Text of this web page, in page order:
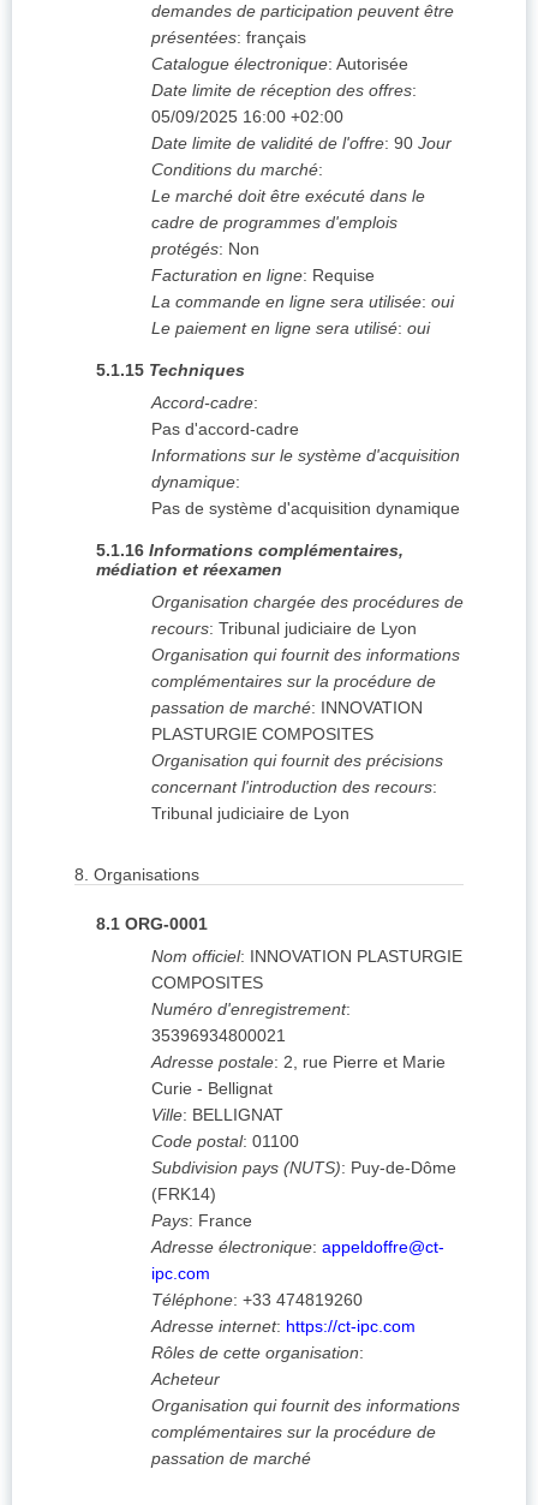
demandes de participation peuvent être
présentées: français
Catalogue électronique: Autorisée
Date limite de réception des offres:
05/09/2025 16:00 +02:00
Date limite de validité de l'offre: 90 Jour
Conditions du marché:
Le marché doit être exécuté dans le
cadre de programmes d'emplois
protégés: Non
Facturation en ligne: Requise
La commande en ligne sera utilisée: oui
Le paiement en ligne sera utilisé: oui
5.1.15 Techniques
Accord-cadre:
Pas d'accord-cadre
Informations sur le système d'acquisition
dynamique:
Pas de système d'acquisition dynamique
5.1.16 Informations complémentaires,
médiation et réexamen
Organisation chargée des procédures de
recours: Tribunal judiciaire de Lyon
Organisation qui fournit des informations
complémentaires sur la procédure de
passation de marché: INNOVATION
PLASTURGIE COMPOSITES
Organisation qui fournit des précisions
concernant l'introduction des recours:
Tribunal judiciaire de Lyon
8. Organisations
8.1 ORG-0001
Nom officiel: INNOVATION PLASTURGIE
COMPOSITES
Numéro d'enregistrement:
35396934800021
Adresse postale: 2, rue Pierre et Marie
Curie - Bellignat
Ville: BELLIGNAT
Code postal: 01100
Subdivision pays (NUTS): Puy-de-Dôme
(FRK14)
Pays: France
Adresse électronique: appeldoffre@ct-
ipc.com
Téléphone: +33 474819260
Adresse internet: https://ct-ipc.com
Rôles de cette organisation:
Acheteur
Organisation qui fournit des informations
complémentaires sur la procédure de
passation de marché